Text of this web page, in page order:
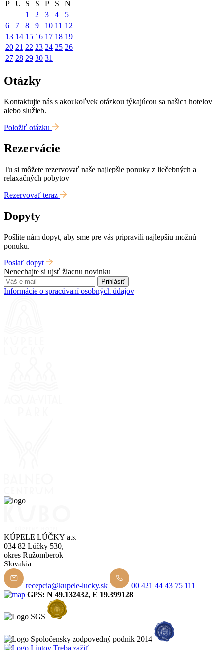
P U S Š P S
N
1
2 3 4
5
6
7 8 9 10 11 12
13 14 15 16 17 18 19
20 21 22 23 24 25 26
27 28 29 30 31
Otázky
Kontaktujte nás s akoukoľvek otázkou týkajúcou sa našich hotelov
alebo služieb.
Položiť otázku
Rezervácie
Tu si môžete rezervovať naše najlepšie ponuky z liečebných a
relaxačných pobytov
Rezervovať teraz
Dopyty
Pošlite nám dopyt, aby sme pre vás pripravili najlepšiu možnú
ponuku.
Poslať dopyt
Nenechajte si ujsť žiadnu novinku
Prihlásiť
Informácie o spracúvaní osobných údajov
KÚPELE LÚČKY a.s.
034 82 Lúčky 530,
okres Ružomberok
Slovakia
recepcia@kupele-lucky.sk
00 421 44 43 75 111
GPS: N 49.132432, E 19.399128